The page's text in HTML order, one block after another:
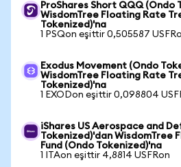
ProShares Short QQQ (Ondo
WisdomTree Floating Rate
Tokenized)'na
1 PSQon eşittir 0,505587
Exodus Movement (Ondo
WisdomTree Floating Rate
Tokenized)'na
1 EXODon eşittir 0,098804
iShares US Aerospace and
Tokenized)'dan WisdomTree
Fund (Ondo Tokenized)'na
1 ITAon eşittir 4,8814 USFRon